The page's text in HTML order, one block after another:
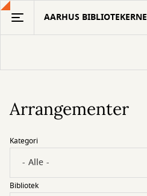
Gå
hovedindhold
AARHUS BIBLIOTEKERNE
Arrangementer
Kategori
Bibliotek